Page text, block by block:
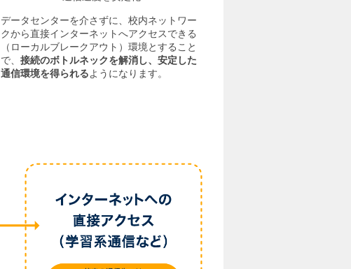
データセンターを介さずに、校内ネットワー
クから直接インターネットへアクセスできる
（ローカルブレークアウト）環境とすること
で、 接続のボトルネックを解消し、安定した
通信環境を得られるようになります。